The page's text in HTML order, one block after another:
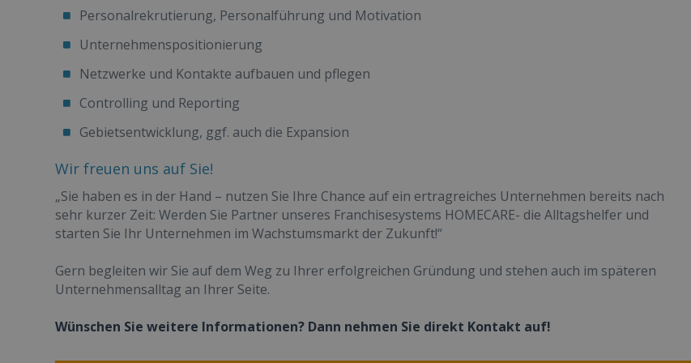
Personalrekrutierung, Personalführung und Motivation
Unternehmenspositionierung
Netzwerke und Kontakte aufbauen und pflegen
Controlling und Reporting
Gebietsentwicklung, ggf. auch die Expansion
Wir freuen uns auf Sie!
„Sie haben es in der Hand – nutzen Sie Ihre Chance auf ein ertragreiches Unternehmen bereits nach
sehr kurzer Zeit: Werden Sie Partner unseres Franchisesystems HOMECARE- die Alltagshelfer und
starten Sie Ihr Unternehmen im Wachstumsmarkt der Zukunft!“
Gern begleiten wir Sie auf dem Weg zu Ihrer erfolgreichen Gründung und stehen auch im späteren
Unternehmensalltag an Ihrer Seite.
Wünschen Sie weitere Informationen? Dann nehmen Sie direkt Kontakt auf!